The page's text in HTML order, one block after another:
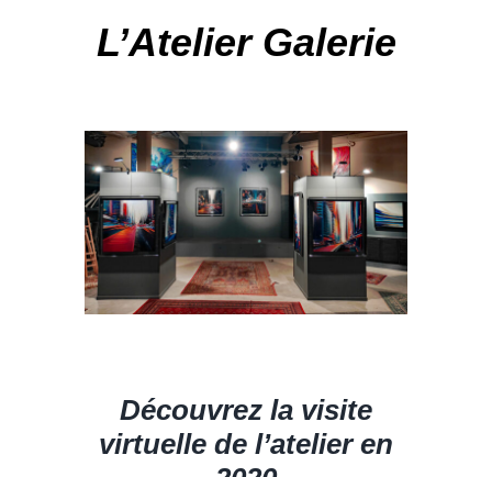
L’Atelier Galerie
Découvrez la visite
virtuelle de l’atelier en